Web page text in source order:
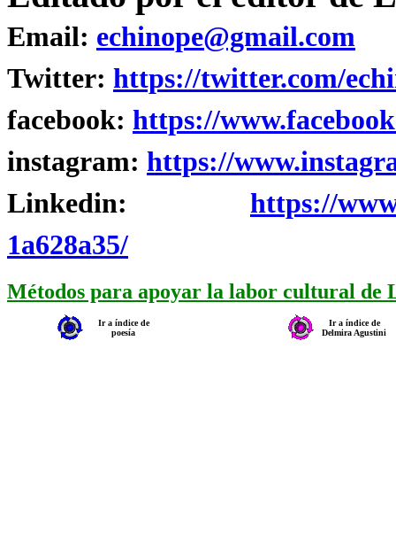
Email: echinope@gmail.com
Twitter: https://twitter.com/
facebook: https://
instagram: https://
Linkedin: https://
1a628a35/
Métodos para apoyar la labor cultural de
Ir a índice de
poesía
Ir a índice de
Delmira Agustini